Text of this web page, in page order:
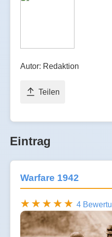
Autor: Redaktion
Teilen
Eintrag
Warfare 1942
4